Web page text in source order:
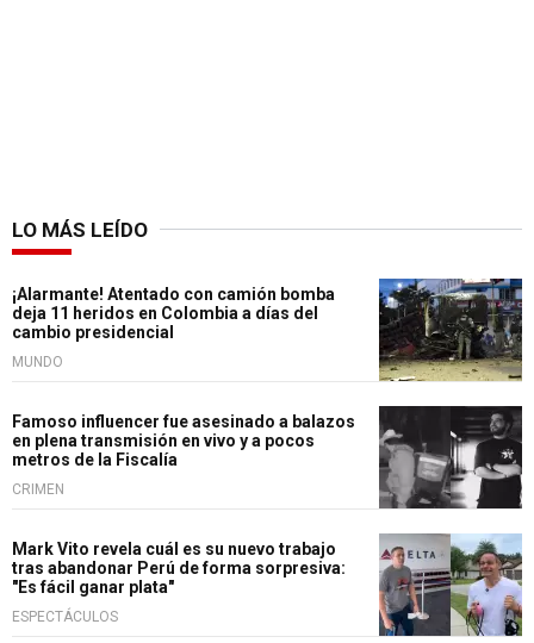
LO MÁS LEÍDO
¡Alarmante! Atentado con camión bomba
deja 11 heridos en Colombia a días del
cambio presidencial
MUNDO
Famoso influencer fue asesinado a balazos
en plena transmisión en vivo y a pocos
metros de la Fiscalía
CRIMEN
Mark Vito revela cuál es su nuevo trabajo
tras abandonar Perú de forma sorpresiva:
"Es fácil ganar plata"
ESPECTÁCULOS